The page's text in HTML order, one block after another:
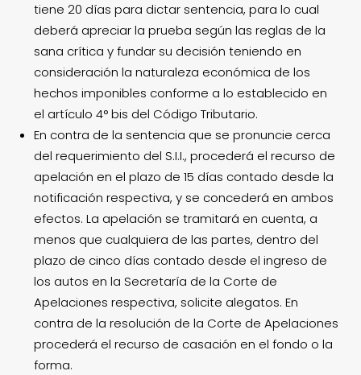
tiene 20 días para dictar sentencia, para lo cual
deberá apreciar la prueba según las reglas de la
sana crítica y fundar su decisión teniendo en
consideración la naturaleza económica de los
hechos imponibles conforme a lo establecido en
el artículo 4° bis del Código Tributario.
En contra de la sentencia que se pronuncie cerca
del requerimiento del S.I.I., procederá el recurso de
apelación en el plazo de 15 días contado desde la
notificación respectiva, y se concederá en ambos
efectos. La apelación se tramitará en cuenta, a
menos que cualquiera de las partes, dentro del
plazo de cinco días contado desde el ingreso de
los autos en la Secretaría de la Corte de
Apelaciones respectiva, solicite alegatos. En
contra de la resolución de la Corte de Apelaciones
procederá el recurso de casación en el fondo o la
forma.